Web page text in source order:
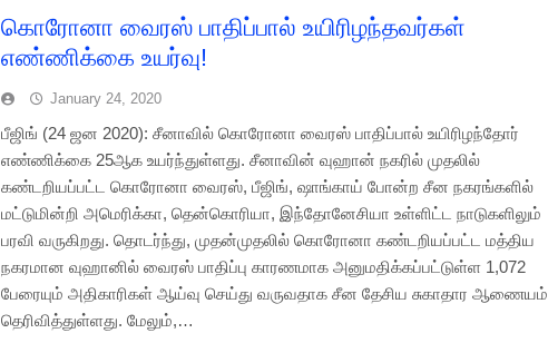
கொரோனா வைரஸ் பாதிப்பால் உயிரிழந்தவர்கள்
எண்ணிக்கை உயர்வு!
January 24, 2020
பீஜிங் (24 ஜன 2020): சீனாவில் கொரோனா வைரஸ் பாதிப்பால் உயிரிழந்தோர்
எண்ணிக்கை 25ஆக உயர்ந்துள்ளது. சீனாவின் வுஹான் நகரில் முதலில்
கண்டறியப்பட்ட கொரோனா வைரஸ், பீஜிங், ஷாங்காய் போன்ற சீன நகரங்களில்
மட்டுமின்றி அமெரிக்கா, தென்கொரியா, இந்தோனேசியா உள்ளிட்ட நாடுகளிலும்
பரவி வருகிறது. தொடர்ந்து, முதன்முதலில் கொரோனா கண்டறியப்பட்ட மத்திய
நகரமான வுஹானில் வைரஸ் பாதிப்பு காரணமாக அனுமதிக்கப்பட்டுள்ள 1,072
பேரையும் அதிகாரிகள் ஆய்வு செய்து வருவதாக சீன தேசிய சுகாதார ஆணையம்
தெரிவித்துள்ளது. மேலும்,…